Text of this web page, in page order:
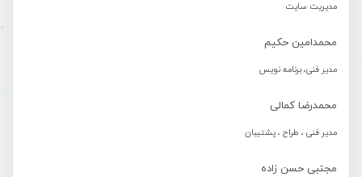
مدیریت سایت
محمدامین حکیم
مدیر فنی، برنامه نویس
محمدرضا کمالی
مدیر فنی ، طراح ، پشتیبان
مجتبی حسن زاده